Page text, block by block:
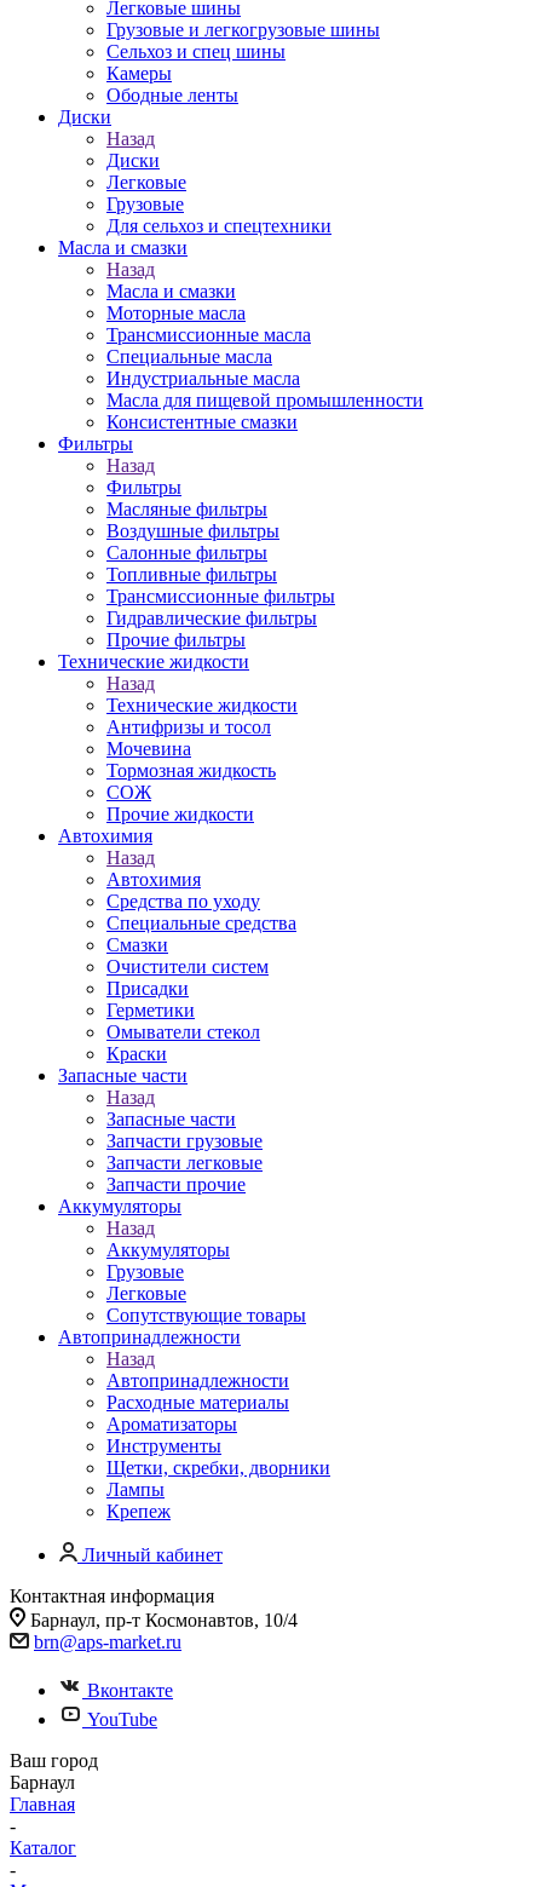
Легковые шины
Грузовые и легкогрузовые шины
Сельхоз и спец шины
Камеры
Ободные ленты
Диски
Назад
Диски
Легковые
Грузовые
Для сельхоз и спецтехники
Масла и смазки
Назад
Масла и смазки
Моторные масла
Трансмиссионные масла
Специальные масла
Индустриальные масла
Масла для пищевой промышленности
Консистентные смазки
Фильтры
Назад
Фильтры
Масляные фильтры
Воздушные фильтры
Салонные фильтры
Топливные фильтры
Трансмиссионные фильтры
Гидравлические фильтры
Прочие фильтры
Технические жидкости
Назад
Технические жидкости
Антифризы и тосол
Мочевина
Тормозная жидкость
СОЖ
Прочие жидкости
Автохимия
Назад
Автохимия
Средства по уходу
Специальные средства
Смазки
Очистители систем
Присадки
Герметики
Омыватели стекол
Краски
Запасные части
Назад
Запасные части
Запчасти грузовые
Запчасти легковые
Запчасти прочие
Аккумуляторы
Назад
Аккумуляторы
Грузовые
Легковые
Сопутствующие товары
Автопринадлежности
Назад
Автопринадлежности
Расходные материалы
Ароматизаторы
Инструменты
Щетки, скребки, дворники
Лампы
Крепеж
Личный кабинет
Контактная информация
Барнаул, пр-т Космонавтов, 10/4
brn@aps-market.ru
Вконтакте
YouTube
Ваш город
Барнаул
Главная
-
Каталог
-